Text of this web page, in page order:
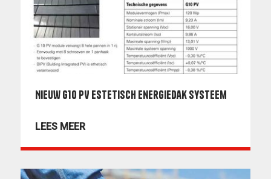
Nieuw G10 PV estetisch energiedak systeem
LEES MEER